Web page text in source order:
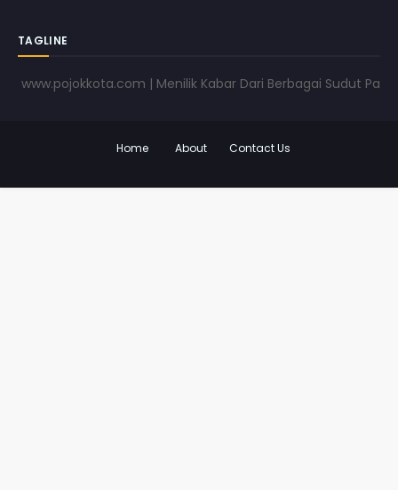
TAGLINE
| Menilik Kabar Dari Berbagai Sudut
Home About Contact Us